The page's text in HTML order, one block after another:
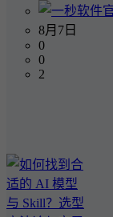
8月7日
0
0
2